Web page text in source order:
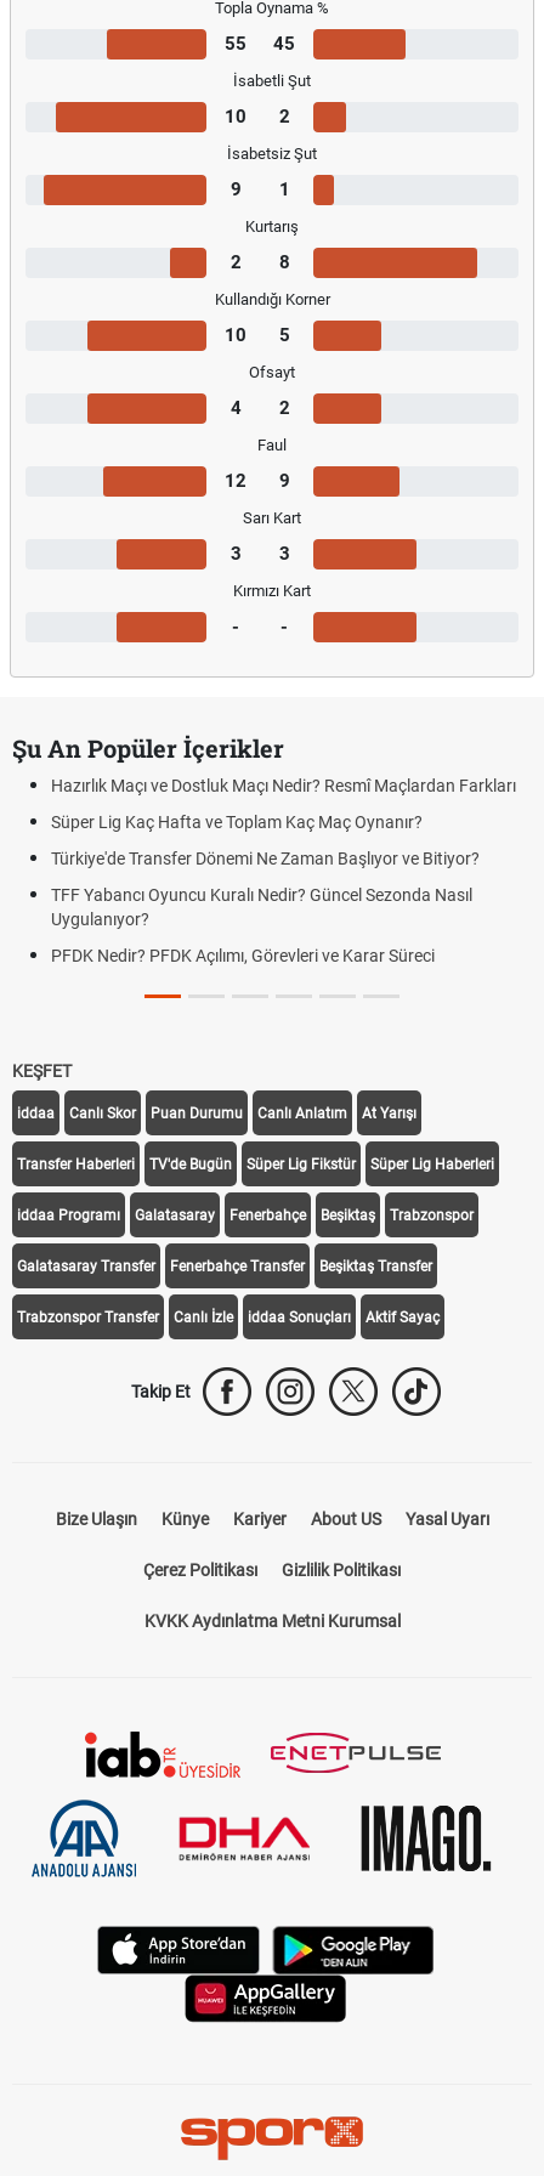
Topla Oynama %
55 45
İsabetli Şut
10 2
İsabetsiz Şut
9 1
Kurtarış
2 8
Kullandığı Korner
10 5
Ofsayt
4 2
Faul
12 9
Sarı Kart
3 3
Kırmızı Kart
- -
Şu An Popüler İçerikler
Hazırlık Maçı ve Dostluk Maçı Nedir? Resmî Maçlardan Farkları
Süper Lig Kaç Hafta ve Toplam Kaç Maç Oynanır?
Türkiye'de Transfer Dönemi Ne Zaman Başlıyor ve Bitiyor?
TFF Yabancı Oyuncu Kuralı Nedir? Güncel Sezonda Nasıl
Uygulanıyor?
PFDK Nedir? PFDK Açılımı, Görevleri ve Karar Süreci
KEŞFET
iddaa Canlı Skor Puan Durumu Canlı Anlatım At Yarışı
Transfer Haberleri TV'de Bugün Süper Lig Fikstür Süper Lig Haberleri
iddaa Programı Galatasaray Fenerbahçe Beşiktaş Trabzonspor
Galatasaray Transfer Fenerbahçe Transfer Beşiktaş Transfer
Trabzonspor Transfer Canlı İzle iddaa Sonuçları Aktif Sayaç
Takip Et
Bize Ulaşın Künye Kariyer About US Yasal Uyarı
Çerez Politikası Gizlilik Politikası
KVKK Aydınlatma Metni Kurumsal